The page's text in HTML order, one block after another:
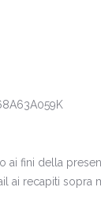
ai fini della
ai recapiti sopra